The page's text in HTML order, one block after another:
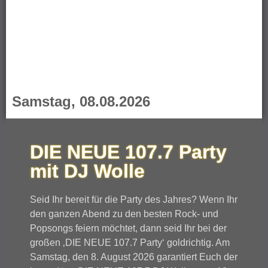
Samstag, 08.08.2026
DIE NEUE 107.7 Party
mit DJ Wolle
Seid Ihr bereit für die Party des Jahres? Wenn Ihr
den ganzen Abend zu den besten Rock- und
Popsongs feiern möchtet, dann seid Ihr bei der
großen ‚DIE NEUE 107.7 Party‘ goldrichtig. Am
Samstag, den 8. August 2026 garantiert Euch der